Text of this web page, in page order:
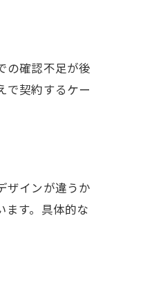
の確認不足が後
で契約するケー
ザインが違うか
ます。具体的な